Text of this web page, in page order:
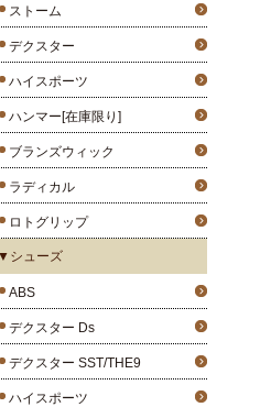
ストーム
デクスター
ハイスポーツ
ハンマー[在庫限り]
ブランズウィック
ラディカル
ロトグリップ
▼シューズ
ABS
デクスター Ds
デクスター SST/THE9
ハイスポーツ